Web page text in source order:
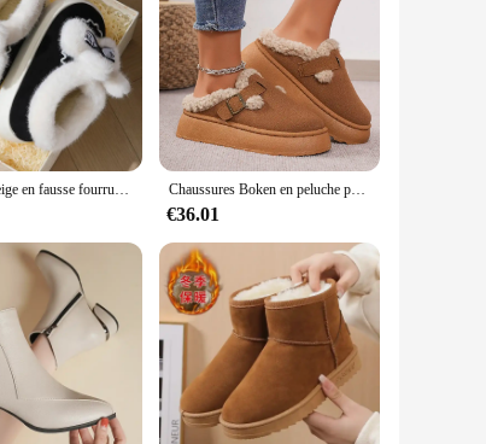
Bottes de neige en fausse fourrure pour femme, oreille de lapin, semelle optique, chaussures en coton, coordonnantes, peluche, chaudes, bottes de rinçage, mignonnes, hiver, 2024 Chaussures Boken en peluche pour femmes, chaussures haricot rétro, coton, semelle plate, pantoufles, bottes à plateforme, luxe, mode, hiver, nouveau
€36.01